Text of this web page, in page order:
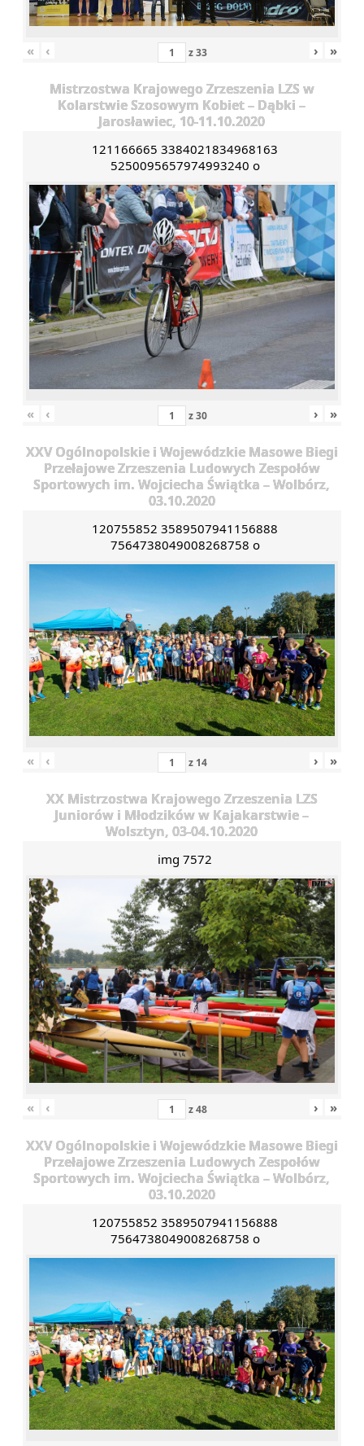
« ‹ z33 › »
Mistrzostwa Krajowego Zrzeszenia LZS w
Kolarstwie Szosowym Kobiet – Dąbki –
Jarosławiec, 10-11.10.2020
121166665 3384021834968163
5250095657974993240 o
« ‹ z30 › »
XXV Ogólnopolskie i Wojewódzkie Masowe Biegi
Przełajowe Zrzeszenia Ludowych Zespołów
Sportowych im. Wojciecha Świątka – Wolbórz,
03.10.2020
120755852 3589507941156888
7564738049008268758 o
« ‹ z 14 › »
XX Mistrzostwa Krajowego Zrzeszenia LZS
Juniorów i Młodzików w Kajakarstwie –
Wolsztyn, 03-04.10.2020
img 7572
« ‹ z48 › »
XXV Ogólnopolskie i Wojewódzkie Masowe Biegi
Przełajowe Zrzeszenia Ludowych Zespołów
Sportowych im. Wojciecha Świątka – Wolbórz,
03.10.2020
120755852 3589507941156888
7564738049008268758 o